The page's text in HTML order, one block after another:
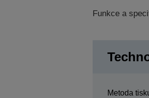
Funkce a
Metoda